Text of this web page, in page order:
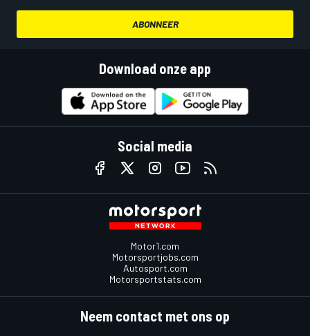
ABONNEER
Download onze app
Social media
Motor1.com
Motorsportjobs.com
Autosport.com
Motorsportstats.com
Neem contact met ons op